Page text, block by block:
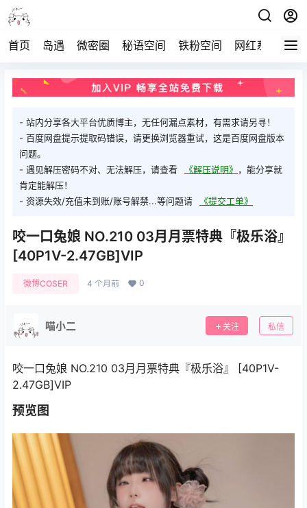
首页 岛遇 微密圈 秘语空间 铁粉空间 网红系列 打
- 站内分享各大平台优质博主，无任何漏点素材，有需求请另寻！
- 百度网盘提示提取码错误，请更换浏览器重试，这是百度网盘版本
问题。
- 遇见解压密码不对、无法解压，请查看
《解压说明》 ，能分享就
肯定能解压！
- 资源失效/充值未到账/账号解禁...等问题请
《提交工单》
咬一口兔娘 NO.210 03月月票特典『极乐浴』
[40P1V-2.47GB]VIP
微博COSER 4 个月前 0
喵小二 关注 私信
咬一口兔娘 NO.210 03月月票特典『极乐浴』 [40P1V-
2.47GB]VIP
预览图